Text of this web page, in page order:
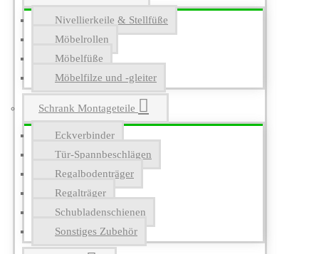
Nivellierkeile & Stellfüße
Möbelrollen
Möbelfüße
Möbelfilze und -gleiter
Schrank Montageteile
Eckverbinder
Tür-Spannbeschlägen
Regalbodenträger
Regalträger
Schubladenschienen
Sonstiges Zubehör